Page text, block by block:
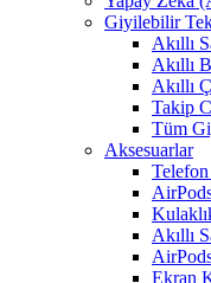
Giyilebilir
Akıllı
Akıllı
Akıllı
Takip
Tüm
Aksesuarlar
Telefon
Akıllı
Ekran